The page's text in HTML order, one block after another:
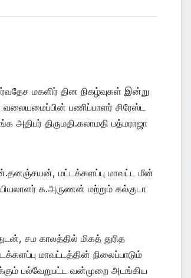
மகளிர் தின நிகழ்வுகள் இன்று
பணிப்பாளர் சிரேஸ்ட
திருமதி.கலாமதி பத்மராஜா
என்.தனஞ்சயன், மட்டக்களப்பு மாவட்ட மீன்
க.அருணன் மற்றும் கல்குடா
சம காலத்தில் மிகத் துரித
மாவட்டத்தின் நிலைப்பாடும்
பல்வேறுபட்ட வன்முறை அடங்கிய